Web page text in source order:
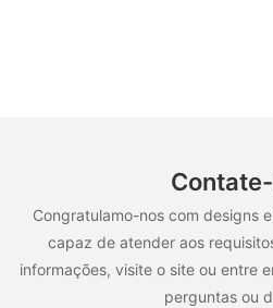
Congratulamo-nos com designs
capaz de atender aos
informações, visite o site ou entre
perguntas ou